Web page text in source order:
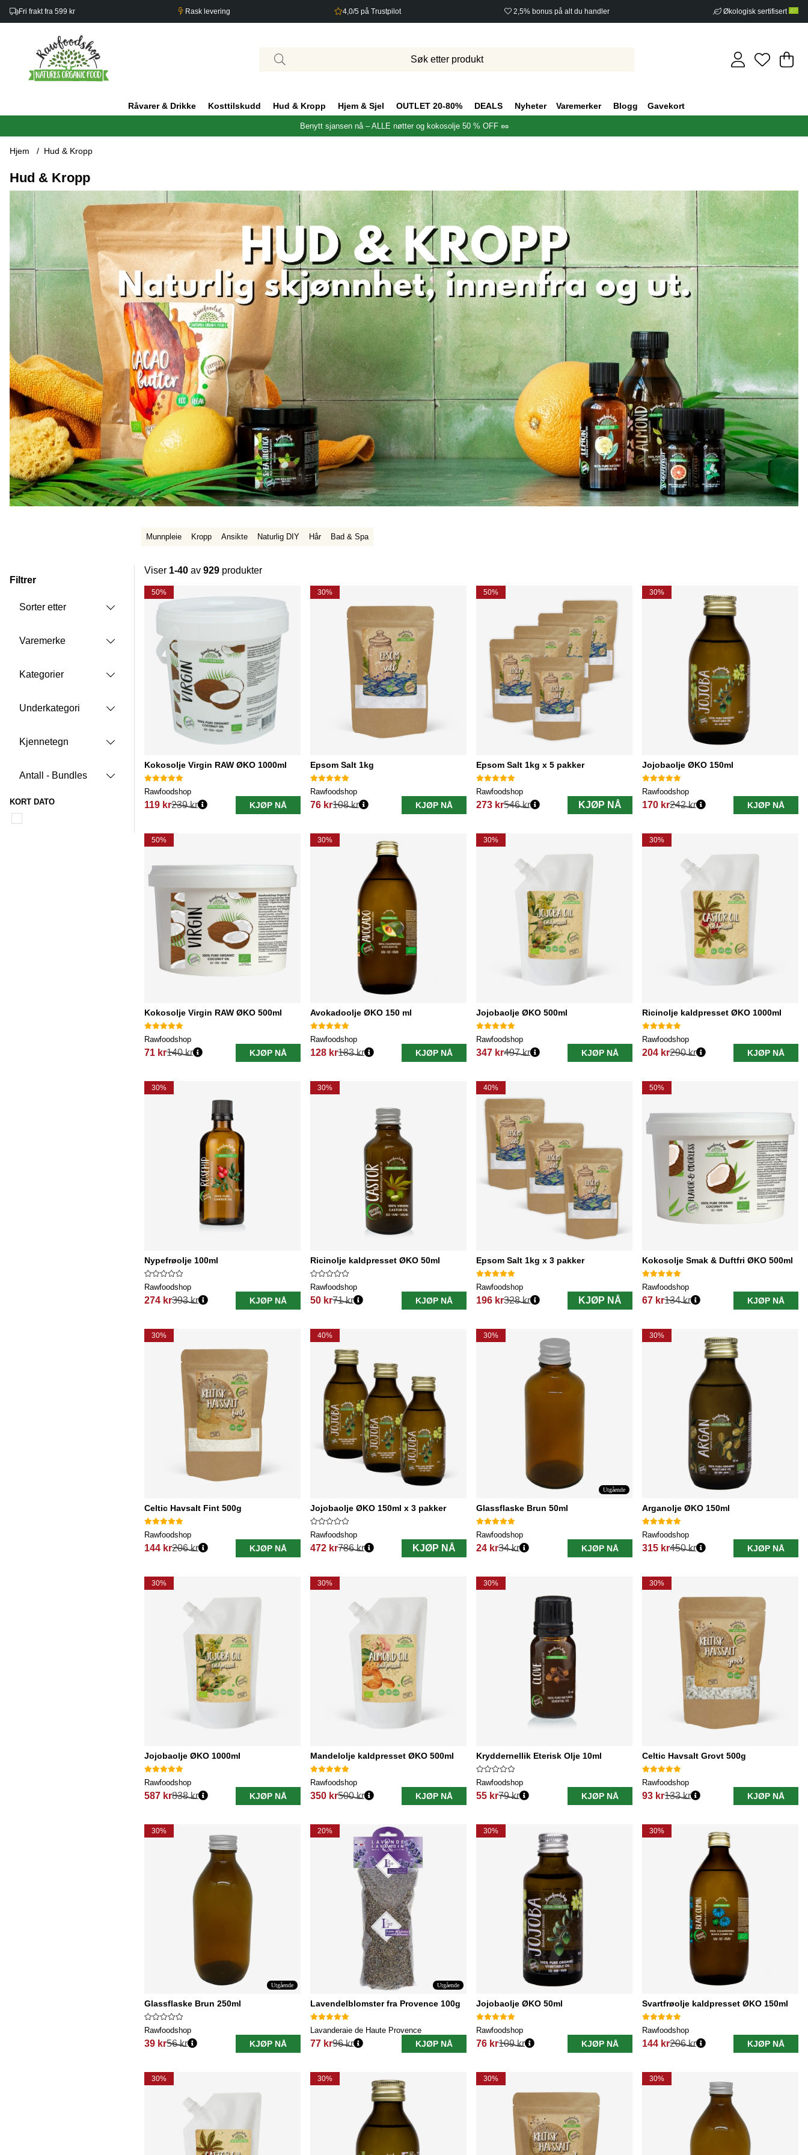
Fri frakt fra 599 kr Rask levering 4,0/5 på Trustpilot 2,5% bonus på alt du handler Økologisk sertifisert
.
Råvarer & Drikke Kosttilskudd Hud & Kropp Hjem & Sjel OUTLET 20-80% DEALS Nyheter Varemerker Blogg Gavekort
Benytt sjansen nå – ALLE nøtter og kokosolje 50 % OFF 🥜
Hjem Hud & Kropp
Hud & Kropp
Munnpleie Kropp Ansikte Naturlig DIY Hår Bad & Spa
Filtrer
Sorter etter
Varemerke
Kategorier
Underkategori
Kjennetegn
Antall - Bundles
KORT DATO
Viser 1-40 av 929 produkter
Produkter
50%
Kokosolje Virgin RAW ØKO 1000ml
Rawfoodshop
119 kr
Vanlig pris:
239 kr KJØP NÅ
30%
Epsom Salt 1kg
Rawfoodshop
76 kr
Vanlig pris:
108 kr KJØP NÅ
50%
Epsom Salt 1kg x 5 pakker
Rawfoodshop
273 kr
Vanlig pris:
546 kr KJØP NÅ
30%
Jojobaolje ØKO 150ml
Rawfoodshop
170 kr
Vanlig pris:
242 kr KJØP NÅ
50%
Kokosolje Virgin RAW ØKO 500ml
Rawfoodshop
71 kr
Vanlig pris:
140 kr KJØP NÅ
30%
Avokadoolje ØKO 150 ml
Rawfoodshop
128 kr
Vanlig pris:
183 kr KJØP NÅ
30%
Jojobaolje ØKO 500ml
Rawfoodshop
347 kr
Vanlig pris:
497 kr KJØP NÅ
30%
Ricinolje kaldpresset ØKO 1000ml
Rawfoodshop
204 kr
Vanlig pris:
290 kr KJØP NÅ
30%
Nypefrøolje 100ml
Rawfoodshop
274 kr
Vanlig pris:
393 kr KJØP NÅ
30%
Ricinolje kaldpresset ØKO 50ml
Rawfoodshop
50 kr
Vanlig pris:
71 kr KJØP NÅ
40%
Epsom Salt 1kg x 3 pakker
Rawfoodshop
196 kr
Vanlig pris:
328 kr KJØP NÅ
50%
Kokosolje Smak & Duftfri ØKO 500ml
Rawfoodshop
67 kr
Vanlig pris:
134 kr KJØP NÅ
30%
Celtic Havsalt Fint 500g
Rawfoodshop
144 kr
Vanlig pris:
206 kr KJØP NÅ
40%
Jojobaolje ØKO 150ml x 3 pakker
Rawfoodshop
472 kr
Vanlig pris:
786 kr KJØP NÅ
30%
Utgående
Glassflaske Brun 50ml
Rawfoodshop
24 kr
Vanlig pris:
34 kr KJØP NÅ
30%
Arganolje ØKO 150ml
Rawfoodshop
315 kr
Vanlig pris:
450 kr KJØP NÅ
30%
Jojobaolje ØKO 1000ml
Rawfoodshop
587 kr
Vanlig pris:
838 kr KJØP NÅ
30%
Mandelolje kaldpresset ØKO 500ml
Rawfoodshop
350 kr
Vanlig pris:
500 kr KJØP NÅ
30%
Kryddernellik Eterisk Olje 10ml
Rawfoodshop
55 kr
Vanlig pris:
79 kr KJØP NÅ
30%
Celtic Havsalt Grovt 500g
Rawfoodshop
93 kr
Vanlig pris:
133 kr KJØP NÅ
30%
Utgående
Glassflaske Brun 250ml
Rawfoodshop
39 kr
Vanlig pris:
56 kr KJØP NÅ
20%
Utgående
Lavendelblomster fra Provence 100g
Lavanderaie de Haute Provence
77 kr
Vanlig pris:
96 kr KJØP NÅ
30%
Jojobaolje ØKO 50ml
Rawfoodshop
76 kr
Vanlig pris:
109 kr KJØP NÅ
30%
Svartfrøolje kaldpresset ØKO 150ml
Rawfoodshop
144 kr
Vanlig pris:
206 kr KJØP NÅ
30% 30% 30% 30%